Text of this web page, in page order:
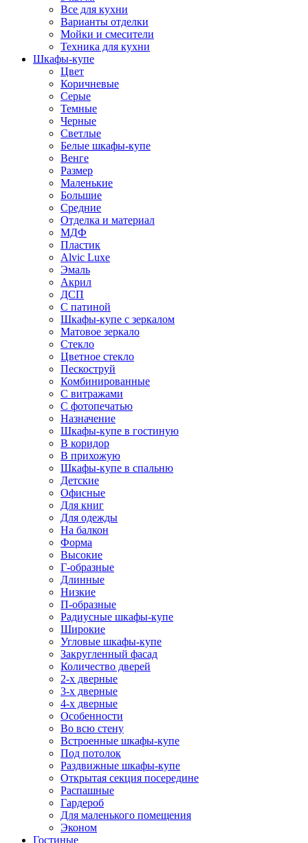
Все для кухни
Варианты отделки
Мойки и смесители
Техника для кухни
Шкафы-купе
Цвет
Коричневые
Серые
Темные
Черные
Светлые
Белые шкафы-купе
Венге
Размер
Маленькие
Большие
Средние
Отделка и материал
МДФ
Пластик
Alvic Luxe
Эмаль
Акрил
ДСП
С патиной
Шкафы-купе с зеркалом
Матовое зеркало
Стекло
Цветное стекло
Пескоструй
Комбинированные
С витражами
С фотопечатью
Назначение
Шкафы-купе в гостиную
В коридор
В прихожую
Шкафы-купе в спальню
Детские
Офисные
Для книг
Для одежды
На балкон
Форма
Высокие
Г-образные
Длинные
Низкие
П-образные
Радиусные шкафы-купе
Широкие
Угловые шкафы-купе
Закругленный фасад
Количество дверей
2-х дверные
3-х дверные
4-х дверные
Особенности
Во всю стену
Встроенные шкафы-купе
Под потолок
Раздвижные шкафы-купе
Открытая секция посередине
Распашные
Гардероб
Для маленького помещения
Эконом
Гостиные